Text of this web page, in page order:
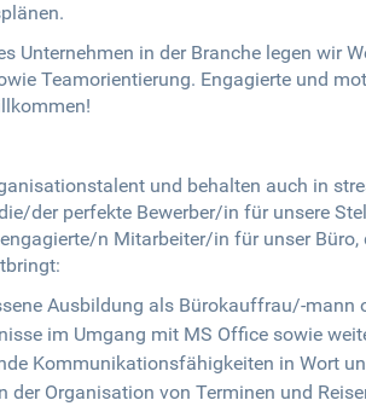
Unternehmen in der Branche legen wir
Teamorientierung. Engagierte und
und behalten auch in
der perfekte Bewerber/in für unsere
n Mitarbeiter/in für unser
Ausbildung als Bürokauffrau/-mann
im Umgang mit MS Office sowie
Kommunikationsfähigkeiten in Wort
der Organisation von Terminen und